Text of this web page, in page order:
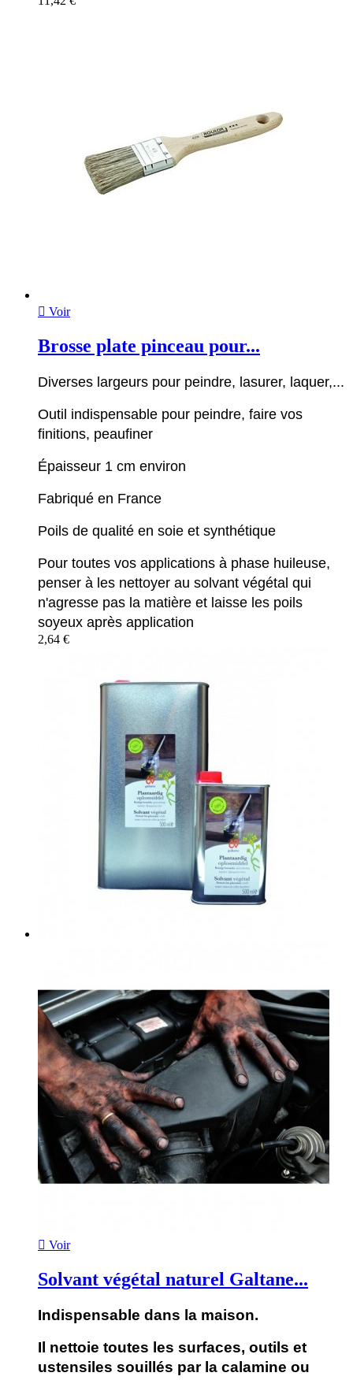
 Voir
Brosse plate pinceau pour...
Diverses largeurs pour peindre, lasurer, laquer,...
Outil indispensable pour peindre, faire vos
finitions, peaufiner
Épaisseur 1 cm environ
Fabriqué en France
Poils de qualité en soie et synthétique
Pour toutes vos applications à phase huileuse,
penser à les nettoyer au solvant végétal qui
n'agresse pas la matière et laisse les poils
soyeux après application
2,64 €
 Voir
Solvant végétal naturel Galtane...
Indispensable dans la maison.
Il nettoie toutes les surfaces, outils et
ustensiles souillés par la calamine ou